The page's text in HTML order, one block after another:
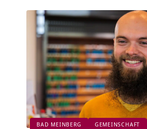
BAD MEINBERG GEMEINSCHAFT